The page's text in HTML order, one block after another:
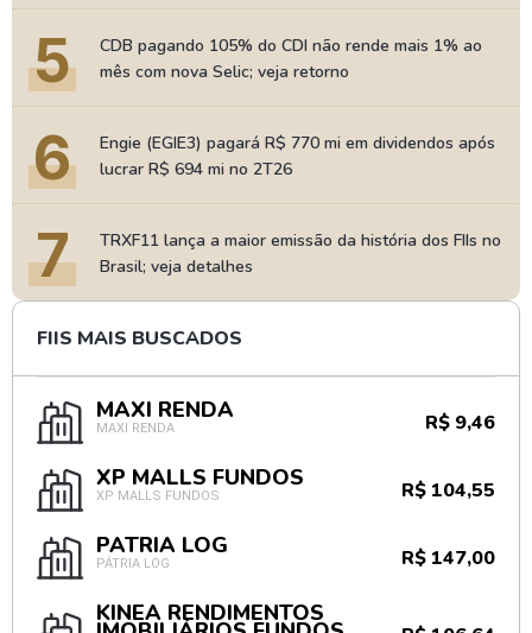
5
CDB pagando 105% do CDI não rende mais 1% ao
mês com nova Selic; veja retorno
6
Engie (EGIE3) pagará R$ 770 mi em dividendos após
lucrar R$ 694 mi no 2T26
7
TRXF11 lança a maior emissão da história dos FIIs no
Brasil; veja detalhes
FIIS MAIS BUSCADOS
MAXI RENDA
MAXI RENDA R$ 9,46
XP MALLS FUNDOS
XP MALLS FUNDOS R$ 104,55
PÁTRIA LOG
PÁTRIA LOG R$ 147,00
KINEA RENDIMENTOS